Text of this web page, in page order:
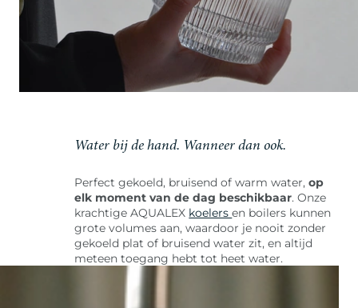
Water bij de hand. Wanneer dan ook.
Perfect gekoeld, bruisend of warm water,op
elk moment van de dag beschikbaar. Onze
krachtige AQUALEX koelersen boilers kunnen
grote volumes aan, waardoor je nooit zonder
gekoeld plat of bruisend water zit, en altijd
meteen toegang hebt tot heet water.